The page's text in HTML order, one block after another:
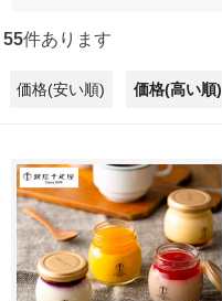
55件あります
価格(安い順) 価格(高い順)